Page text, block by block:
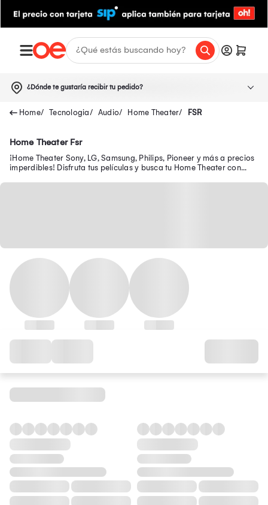
¿Dónde te gustaría recibir tu pedido?
Tecnologia Audio Home Theater FSR
Home Theater Fsr
¡Home Theater Sony, LG, Samsung, Philips, Pioneer y más a precios
imperdibles! Disfruta tus películas y busca tu Home Theater con